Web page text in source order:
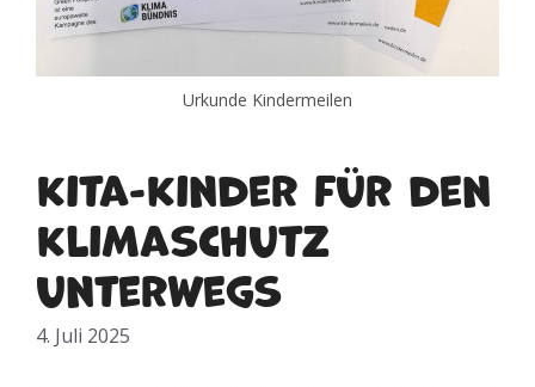
Urkunde Kindermeilen
Kita-Kinder für den
Klimaschutz
unterwegs
4. Juli 2025